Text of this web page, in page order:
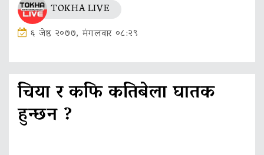
TOKHA LIVE
६ जेष्ठ २०७७, मंगलवार ०८:२९
चिया र कफि कतिबेला घातक
हुन्छन ?